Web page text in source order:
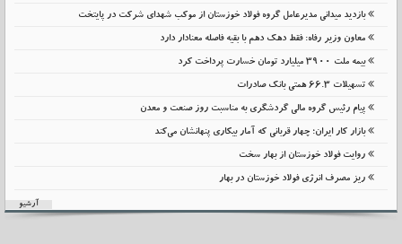
بازدید میدانی مدیرعامل گروه فولاد خوزستان از موکب شهدای شرکت در پایتخت
معاون وزیر رفاه: فقط دهک دهم با بقیه فاصله معنادار دارد
بیمه ملت 3900 میلیارد تومان خسارت پرداخت کرد
تسهیلات 66.3 همتی بانک صادرات
پیام رئیس گروه مالی گردشگری به مناسبت روز صنعت و معدن
بازار کار ایران؛ چهار قربانی که آمار بیکاری پنهانشان می‌کند
روایت فولاد خوزستان از بهار سخت
ریز مصرف انرژی فولاد خوزستان در بهار
آرشیو